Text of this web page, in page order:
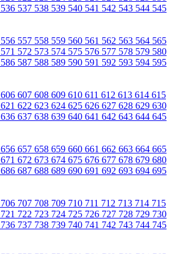
536 537 538 539 540 541 542 543 544 545
556 557 558 559 560 561 562 563 564 565
571 572 573 574 575 576 577 578 579 580
586 587 588 589 590 591 592 593 594 595
606 607 608 609 610 611 612 613 614 615
621 622 623 624 625 626 627 628 629 630
636 637 638 639 640 641 642 643 644 645
656 657 658 659 660 661 662 663 664 665
671 672 673 674 675 676 677 678 679 680
686 687 688 689 690 691 692 693 694 695
706 707 708 709 710 711 712 713 714 715
721 722 723 724 725 726 727 728 729 730
736 737 738 739 740 741 742 743 744 745